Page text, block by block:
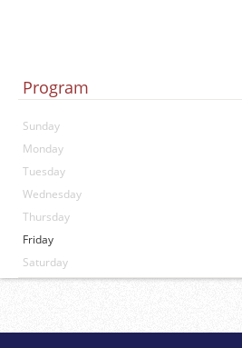
Program
Sunday
Monday
Tuesday
Wednesday
Thursday
Friday
Saturday